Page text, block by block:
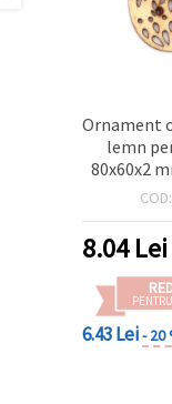
Ornament
lemn
80x60x2
bază de
pom de
COD:
8.04Lei
6.43 Lei- 20